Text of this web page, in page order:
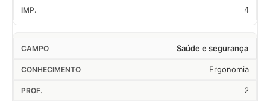
4
Saúde e segurança
Ergonomia
2